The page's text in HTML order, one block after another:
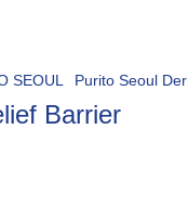
SEOUL Purito Seoul
Barrier